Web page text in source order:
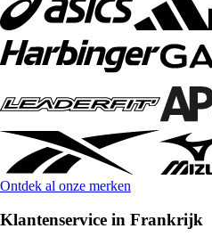
Ontdek al onze merken
Klantenservice in Frankrijk